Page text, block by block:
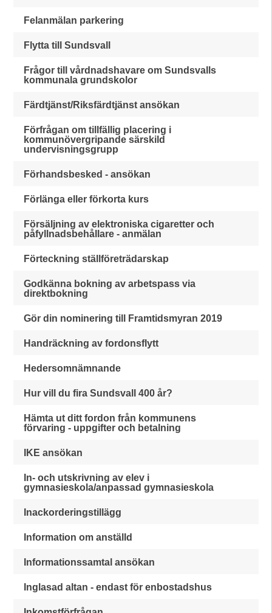
Felanmälan parkering
Flytta till Sundsvall
Frågor till vårdnadshavare om Sundsvalls
kommunala grundskolor
Färdtjänst/Riksfärdtjänst ansökan
Förfrågan om tillfällig placering i
kommunövergripande särskild
undervisningsgrupp
Förhandsbesked - ansökan
Förlänga eller förkorta kurs
Försäljning av elektroniska cigaretter och
påfyllnadsbehållare - anmälan
Förteckning ställföreträdarskap
Godkänna bokning av arbetspass via
direktbokning
Gör din nominering till Framtidsmyran 2019
Handräckning av fordonsflytt
Hedersomnämnande
Hur vill du fira Sundsvall 400 år?
Hämta ut ditt fordon från kommunens
förvaring - uppgifter och betalning
IKE ansökan
In- och utskrivning av elev i
gymnasieskola/anpassad gymnasieskola
Inackorderingstillägg
Information om anställd
Informationssamtal ansökan
Inglasad altan - endast för enbostadshus